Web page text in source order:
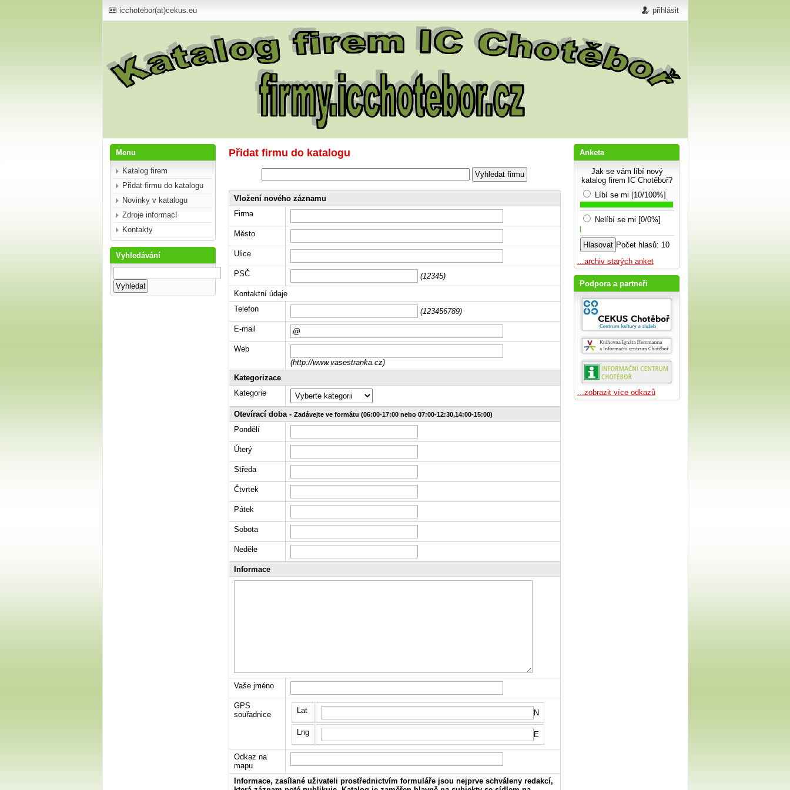
icchotebor(at)cekus.eu přihlásit
Menu
Katalog firem
Přidat firmu do katalogu
Novinky v katalogu
Zdroje informací
Kontakty
Vyhledávání
Přidat firmu do katalogu
Vložení nového záznamu
Firma
Město
Ulice
PSČ
(12345)
Kontaktní údaje
Telefon
(123456789)
E-mail
Web
(http://www.vasestranka.cz)
Kategorizace
Kategorie
Otevírací doba - Zadávejte ve formátu (06:00-17:00 nebo 07:00-12:30,14:00-15:00)
Pondělí
Úterý
Středa
Čtvrtek
Pátek
Sobota
Neděle
Informace
Vaše jméno
GPS
souřadnice
Lat N
Lng E
Odkaz na
mapu
Informace, zasílané uživateli prostřednictvím formuláře jsou nejprve schváleny redakcí,
Anketa
Jak se vám líbí nový
katalog firem IC Chotěboř?
Líbí se mi [10/100%]
Nelíbí se mi [0/0%]
Počet hlasů: 10
...archiv starých anket
Podpora a partneři
...zobrazit více odkazů